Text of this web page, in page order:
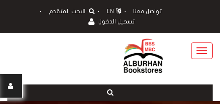
تواصل معنا EN
البحث المتقدم
تسجيل الدخول
Toggle
navigation